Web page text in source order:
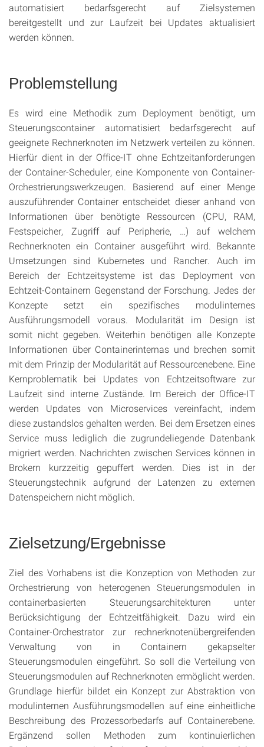
automatisiert bedarfsgerecht auf Zielsystemen
bereitgestellt und zur Laufzeit bei Updates aktualisiert
werden können.
Problemstellung
Es wird eine Methodik zum Deployment benötigt, um
Steuerungscontainer automatisiert bedarfsgerecht auf
geeignete Rechnerknoten im Netzwerk verteilen zu können.
Hierfür dient in der Office-IT ohne Echtzeitanforderungen
der Container-Scheduler, eine Komponente von Container-
Orchestrierungswerkzeugen. Basierend auf einer Menge
auszuführender Container entscheidet dieser anhand von
Informationen über benötigte Ressourcen (CPU, RAM,
Festspeicher, Zugriff auf Peripherie, …) auf welchem
Rechnerknoten ein Container ausgeführt wird. Bekannte
Umsetzungen sind Kubernetes und Rancher. Auch im
Bereich der Echtzeitsysteme ist das Deployment von
Echtzeit-Containern Gegenstand der Forschung. Jedes der
Konzepte setzt ein spezifisches modulinternes
Ausführungsmodell voraus. Modularität im Design ist
somit nicht gegeben. Weiterhin benötigen alle Konzepte
Informationen über Containerinternas und brechen somit
mit dem Prinzip der Modularität auf Ressourcenebene. Eine
Kernproblematik bei Updates von Echtzeitsoftware zur
Laufzeit sind interne Zustände. Im Bereich der Office-IT
werden Updates von Microservices vereinfacht, indem
diese zustandslos gehalten werden. Bei dem Ersetzen eines
Service muss lediglich die zugrundeliegende Datenbank
migriert werden. Nachrichten zwischen Services können in
Brokern kurzzeitig gepuffert werden. Dies ist in der
Steuerungstechnik aufgrund der Latenzen zu externen
Datenspeichern nicht möglich.
Zielsetzung/Ergebnisse
Ziel des Vorhabens ist die Konzeption von Methoden zur
Orchestrierung von heterogenen Steuerungsmodulen in
containerbasierten Steuerungsarchitekturen unter
Berücksichtigung der Echtzeitfähigkeit. Dazu wird ein
Container-Orchestrator zur rechnerknotenübergreifenden
Verwaltung von in Containern gekapselter
Steuerungsmodulen eingeführt. So soll die Verteilung von
Steuerungsmodulen auf Rechnerknoten ermöglicht werden.
Grundlage hierfür bildet ein Konzept zur Abstraktion von
modulinternen Ausführungsmodellen auf eine einheitliche
Beschreibung des Prozessorbedarfs auf Containerebene.
Ergänzend sollen Methoden zum kontinuierlichen